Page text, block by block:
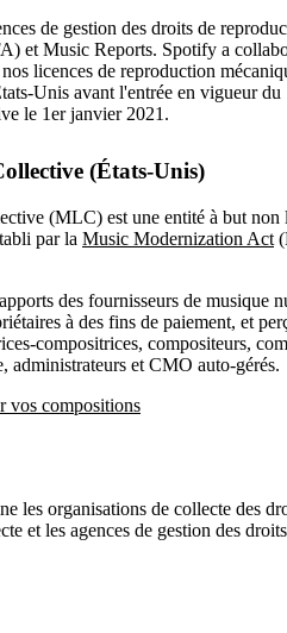
de gestion des droits de
et Music Reports. Spotify a
licences de reproduction
Unis avant l'entrée en vigueur du
le 1er janvier 2021.
(États-Unis)
(MLC) est une entité à but non
par la Music Modernization Act
des fournisseurs de musique
à des fins de paiement, et
compositrices, compositeurs,
administrateurs et CMO auto-gérés.
vos compositions
les organisations de collecte des
et les agences de gestion des